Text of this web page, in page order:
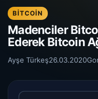
BITCOIN
Madenciler
Ederek Bitcoin
Ayşe Türkeş26.03.2020